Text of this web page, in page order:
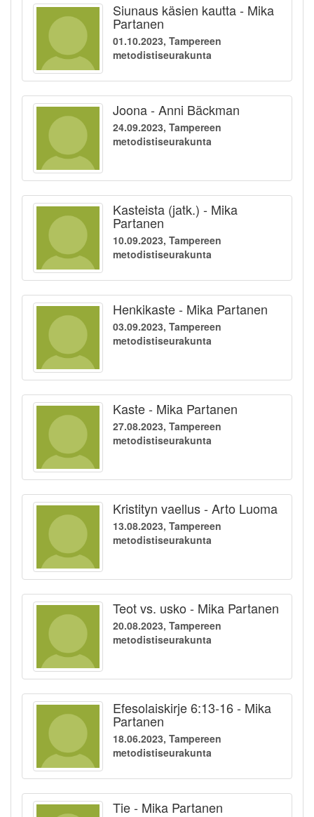
Siunaus käsien kautta - Mika
Partanen
01.10.2023, Tampereen
metodistiseurakunta
Joona - Anni Bäckman
24.09.2023, Tampereen
metodistiseurakunta
Kasteista (jatk.) - Mika
Partanen
10.09.2023, Tampereen
metodistiseurakunta
Henkikaste - Mika Partanen
03.09.2023, Tampereen
metodistiseurakunta
Kaste - Mika Partanen
27.08.2023, Tampereen
metodistiseurakunta
Kristityn vaellus - Arto Luoma
13.08.2023, Tampereen
metodistiseurakunta
Teot vs. usko - Mika Partanen
20.08.2023, Tampereen
metodistiseurakunta
Efesolaiskirje 6:13-16 - Mika
Partanen
18.06.2023, Tampereen
metodistiseurakunta
Tie - Mika Partanen